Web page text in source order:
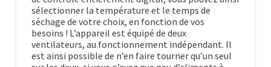
sélectionner la température et le temps de
séchage de votre choix, en fonction de vos
besoins ! L’appareil est équipé de deux
ventilateurs, au fonctionnement indépendant. Il
est ainsi possible de n’en faire tourner qu’un seul